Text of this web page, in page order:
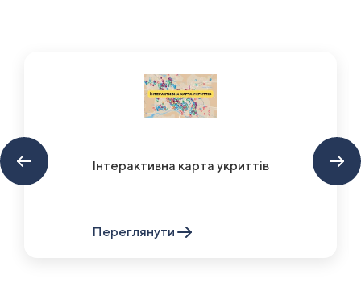
Інтерактивна карта укриттів
Переглянути